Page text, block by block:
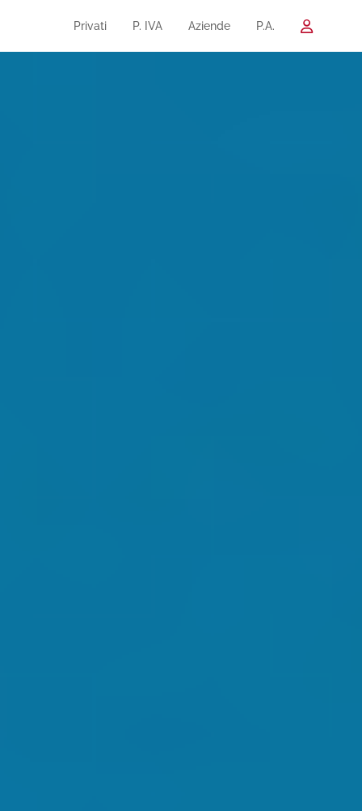
Privati P. IVA Aziende P.A.